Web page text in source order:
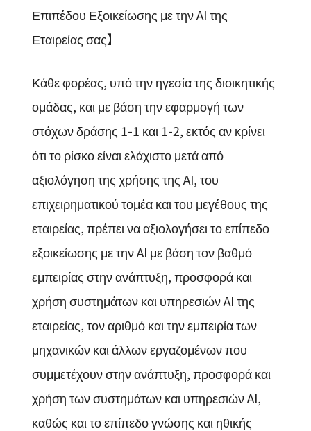
Επιπέδου Εξοικείωσης με την AI της
Εταιρείας σας】
Κάθε φορέας, υπό την ηγεσία της διοικητικής
ομάδας, και με βάση την εφαρμογή των
στόχων δράσης 1-1 και 1-2, εκτός αν κρίνει
ότι το ρίσκο είναι ελάχιστο μετά από
αξιολόγηση της χρήσης της AI, του
επιχειρηματικού τομέα και του μεγέθους της
εταιρείας, πρέπει να αξιολογήσει το επίπεδο
εξοικείωσης με την AI με βάση τον βαθμό
εμπειρίας στην ανάπτυξη, προσφορά και
χρήση συστημάτων και υπηρεσιών AI της
εταιρείας, τον αριθμό και την εμπειρία των
μηχανικών και άλλων εργαζομένων που
συμμετέχουν στην ανάπτυξη, προσφορά και
χρήση των συστημάτων και υπηρεσιών AI,
καθώς και το επίπεδο γνώσης και ηθικής